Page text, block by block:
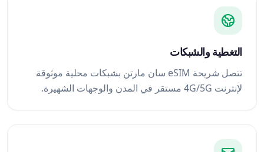
التغطية والشبكات
تتصل شريحة eSIM سان مارتن بشبكات محلية موثوقة
لإنترنت 4G/5G مستقر في المدن والوجهات الشهيرة.